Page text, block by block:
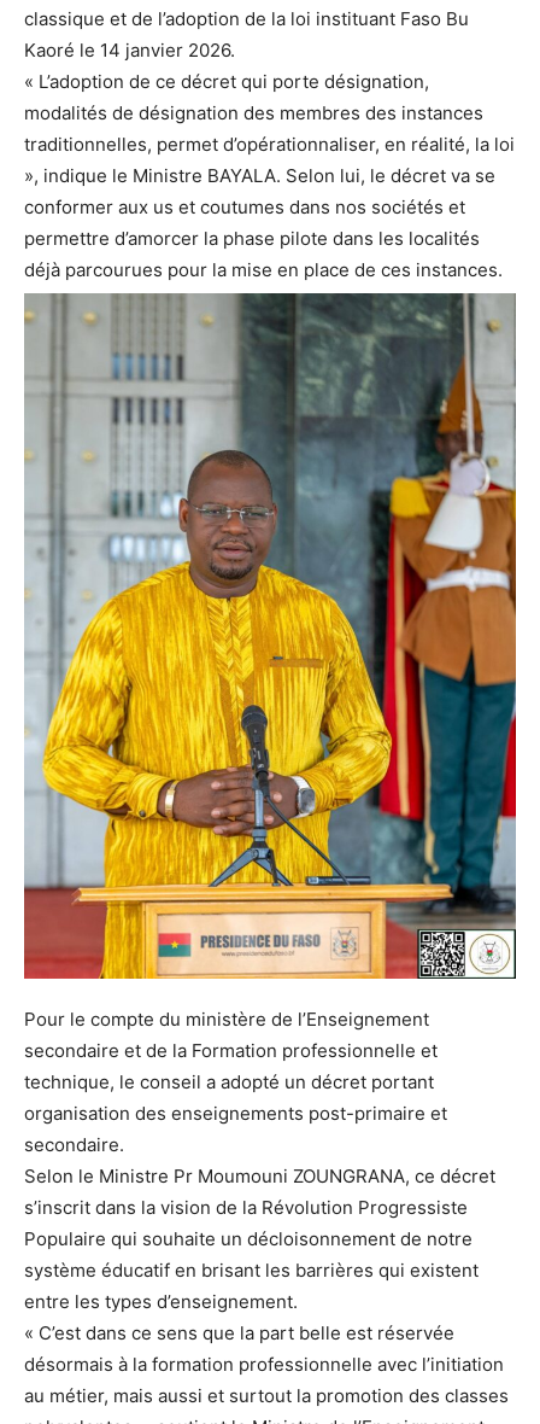
classique et de l’adoption de la loi instituant Faso Bu
Kaoré le 14 janvier 2026.
« L’adoption de ce décret qui porte désignation,
modalités de désignation des membres des instances
traditionnelles, permet d’opérationnaliser, en réalité, la loi
», indique le Ministre BAYALA. Selon lui, le décret va se
conformer aux us et coutumes dans nos sociétés et
permettre d’amorcer la phase pilote dans les localités
déjà parcourues pour la mise en place de ces instances.
Pour le compte du ministère de l’Enseignement
secondaire et de la Formation professionnelle et
technique, le conseil a adopté un décret portant
organisation des enseignements post-primaire et
secondaire.
Selon le Ministre Pr Moumouni ZOUNGRANA, ce décret
s’inscrit dans la vision de la Révolution Progressiste
Populaire qui souhaite un décloisonnement de notre
système éducatif en brisant les barrières qui existent
entre les types d’enseignement.
« C’est dans ce sens que la part belle est réservée
désormais à la formation professionnelle avec l’initiation
au métier, mais aussi et surtout la promotion des classes